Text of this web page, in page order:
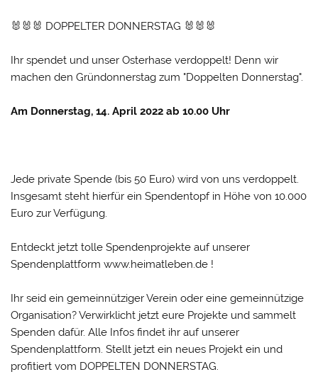
🐰🐰🐰 DOPPELTER DONNERSTAG 🐰🐰🐰
Ihr spendet und unser Osterhase verdoppelt! Denn wir
machen den Gründonnerstag zum "Doppelten Donnerstag".
Am Donnerstag, 14. April 2022 ab 10.00 Uhr
Jede private Spende (bis 50 Euro) wird von uns verdoppelt.
Insgesamt steht hierfür ein Spendentopf in Höhe von 10.000
Euro zur Verfügung.
Entdeckt jetzt tolle Spendenprojekte auf unserer
Spendenplattform www.heimatleben.de !
Ihr seid ein gemeinnütziger Verein oder eine gemeinnützige
Organisation? Verwirklicht jetzt eure Projekte und sammelt
Spenden dafür. Alle Infos findet ihr auf unserer
Spendenplattform. Stellt jetzt ein neues Projekt ein und
profitiert vom DOPPELTEN DONNERSTAG.